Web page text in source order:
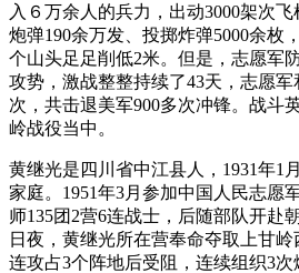
入６万余人的兵力，出动3000架次
炮弹190余万发、投掷炸弹5000余枚
个山头足足削低2米。但是，志愿军
攻势，激战整整持续了43天，志愿
次，共击退美军900多次冲锋。战斗
岭战役当中。
黄继光是四川省中江县人，1931年1
家庭。1951年3月参加中国人民志愿
师135团2营6连战士，后随部队开赴
日夜，黄继光所在营奉命夺取上甘
连攻占3个阵地后受阻，连续组织3